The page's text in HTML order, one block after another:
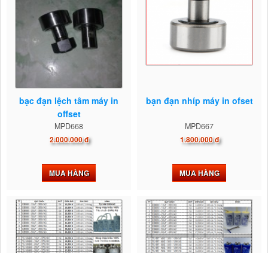
bạc đạn lệch tâm máy in
offset
MPD668
2.000.000 đ
MUA HÀNG
bạn đạn nhíp máy in ofset
MPD667
1.800.000 đ
MUA HÀNG